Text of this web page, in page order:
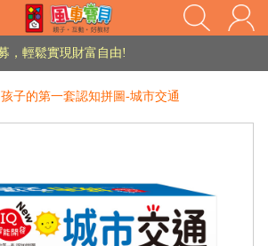
，輕鬆實現財富自由!
如需更改或重開發票 需在訂單成立三天內通知客服 寄回發票需附上回郵郵票
，輕鬆實現財富自由!
孩子的第一套認知拼圖-城市交通